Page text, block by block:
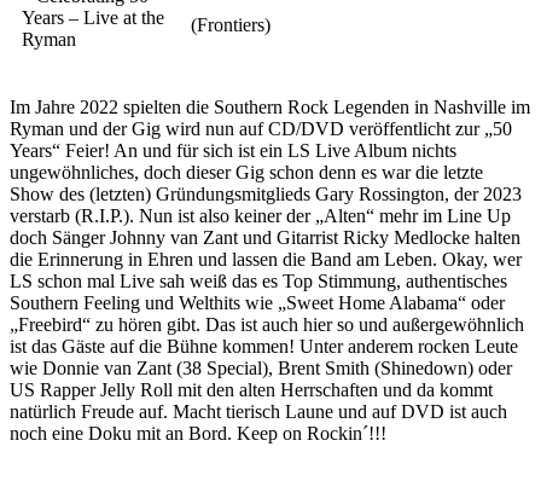
(Frontiers)
Im Jahre 2022 spielten die Southern Rock Legenden in Nashville im
Ryman und der Gig wird nun auf CD/DVD veröffentlicht zur „50
Years“ Feier! An und für sich ist ein LS Live Album nichts
ungewöhnliches, doch dieser Gig schon denn es war die letzte
Show des (letzten) Gründungsmitglieds Gary Rossington, der 2023
verstarb (R.I.P.). Nun ist also keiner der „Alten“ mehr im Line Up
doch Sänger Johnny van Zant und Gitarrist Ricky Medlocke halten
die Erinnerung in Ehren und lassen die Band am Leben. Okay, wer
LS schon mal Live sah weiß das es Top Stimmung, authentisches
Southern Feeling und Welthits wie „Sweet Home Alabama“ oder
„Freebird“ zu hören gibt. Das ist auch hier so und außergewöhnlich
ist das Gäste auf die Bühne kommen! Unter anderem rocken Leute
wie Donnie van Zant (38 Special), Brent Smith (Shinedown) oder
US Rapper Jelly Roll mit den alten Herrschaften und da kommt
natürlich Freude auf. Macht tierisch Laune und auf DVD ist auch
noch eine Doku mit an Bord. Keep on Rockin´!!!